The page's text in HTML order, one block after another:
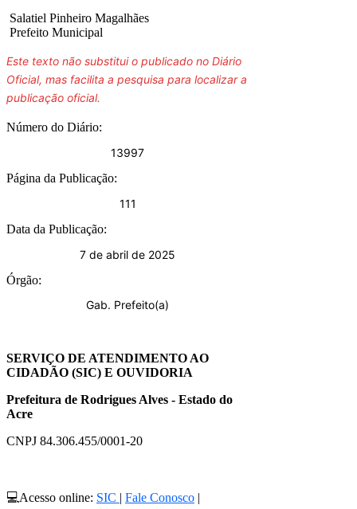
Salatiel Pinheiro Magalhães
Prefeito Municipal
Este texto não substitui o publicado no Diário
Oficial, mas facilita a pesquisa para localizar a
publicação oficial.
Número do Diário:
13997
Página da Publicação:
111
Data da Publicação:
7 de abril de 2025
Órgão:
Gab. Prefeito(a)
SERVIÇO DE ATENDIMENTO AO
CIDADÃO (SIC) E OUVIDORIA
Prefeitura de Rodrigues Alves - Estado do
Acre
CNPJ 84.306.455/0001-20
💻Acesso online: SIC | Fale Conosco |